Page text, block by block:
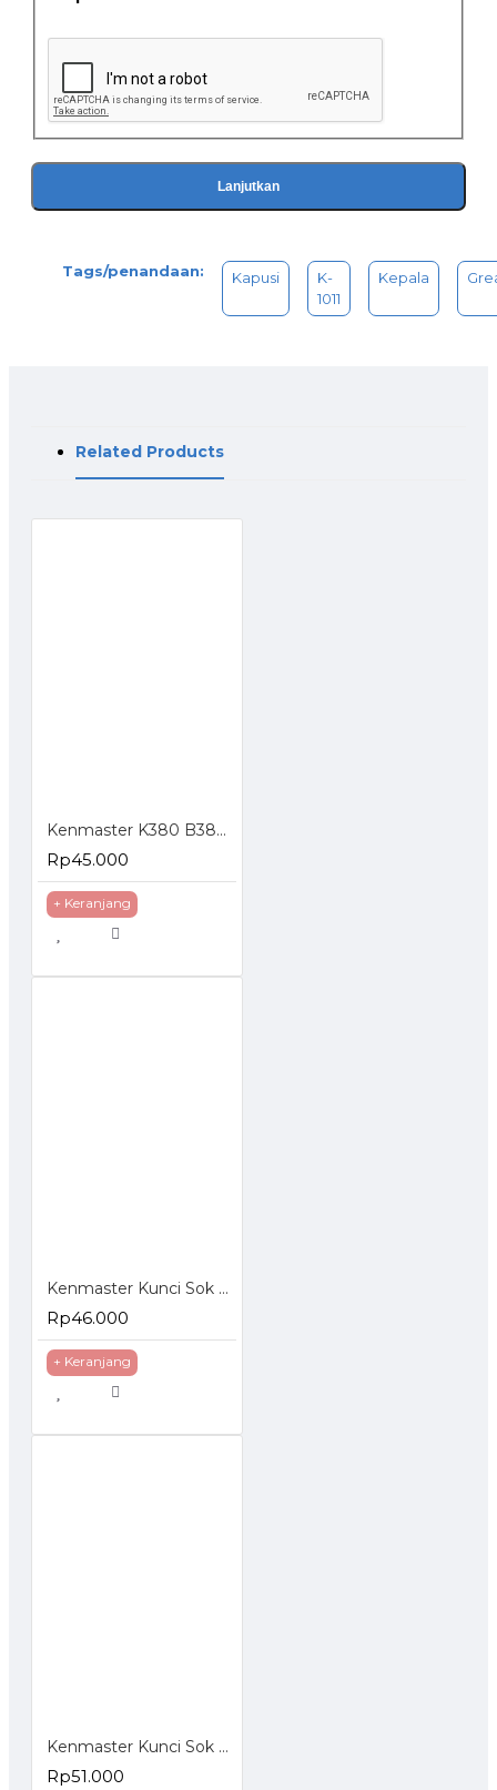
Material
Lanjutkan
Tags/penandaan: Kapusi
K-
1011
Kepala
Related Products
Kenmaster K380 B380 Tool Box Kotak Perkakas
Rp45.000
+ Keranjang
Kenmaster Kunci Sok Set 40 Pcs
Rp46.000
+ Keranjang
Kenmaster Kunci Sok Set 27 Pcs
Rp51.000